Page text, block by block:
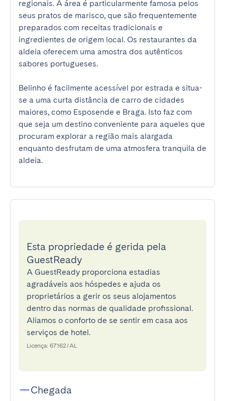
regionais. A área é particularmente famosa pelos
seus pratos de marisco, que são frequentemente
preparados com receitas tradicionais e
ingredientes de origem local. Os restaurantes da
aldeia oferecem uma amostra dos autênticos
sabores portugueses.
Belinho é facilmente acessível por estrada e situa-
se a uma curta distância de carro de cidades
maiores, como Esposende e Braga. Isto faz com
que seja um destino conveniente para aqueles que
procuram explorar a região mais alargada
enquanto desfrutam de uma atmosfera tranquila de
aldeia.
Esta propriedade é gerida pela
GuestReady
A GuestReady proporciona estadias
agradáveis aos hóspedes e ajuda os
proprietários a gerir os seus alojamentos
dentro das normas de qualidade profissional.
Aliamos o conforto de se sentir em casa aos
serviços de hotel.
Licença: 67162/AL
Chegada